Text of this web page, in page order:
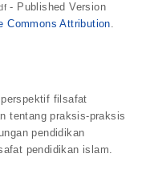
- Published Version
Commons Attribution.
filsafat
tentang praksis-praksis
pendidikan
pendidikan islam.